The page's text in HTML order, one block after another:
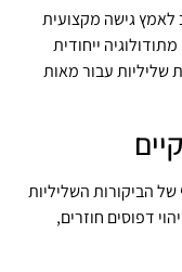
לאמץ גישה מקצועית
ייחודית
שליליות עבור מאות
הביקורות השליליות
דפוסים חוזרים,